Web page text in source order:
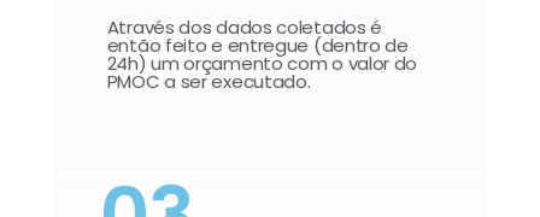
Através dos dados coletados é
então feito e entregue (dentro de
24h) um orçamento com o valor do
PMOC a ser executado.